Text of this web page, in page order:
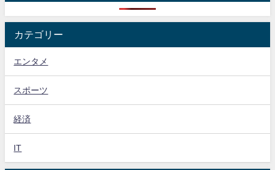
カテゴリー
エンタメ
スポーツ
経済
IT